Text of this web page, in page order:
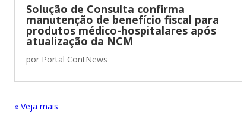
Solução de Consulta confirma
manutenção de benefício fiscal para
produtos médico-hospitalares após
atualização da NCM
por Portal ContNews
« Entradas Antigas